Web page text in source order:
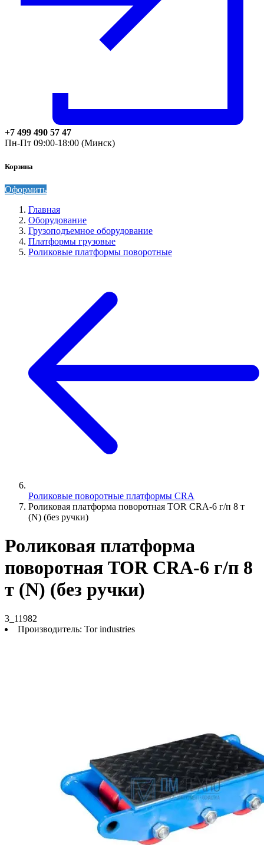
+7 499 490 57 47
Пн-Пт 09:00-18:00 (Минск)
Корзина
Оформить
Главная
Оборудование
Грузоподъемное оборудование
Платформы грузовые
Роликовые платформы поворотные
Роликовые поворотные платформы CRA
Роликовая платформа поворотная TOR CRA-6 г/п 8 т
(N) (без ручки)
Роликовая платформа
поворотная TOR CRA-6 г/п 8
т (N) (без ручки)
3_11982
Производитель: Tor industries